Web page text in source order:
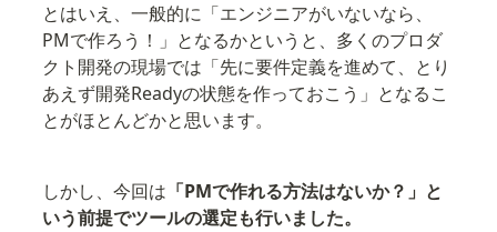
とはいえ、一般的に「エンジニアがいないなら、
PMで作ろう！」となるかというと、多くのプロダ
クト開発の現場では「先に要件定義を進めて、とり
あえず開発Readyの状態を作っておこう」となるこ
とがほとんどかと思います。
しかし、今回は 「PMで作れる方法はないか？」と
いう前提でツールの選定も行いました。